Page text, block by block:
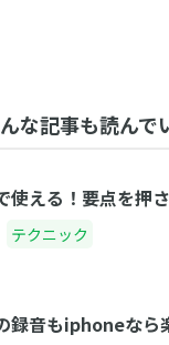
な記事も読んで
使える！要点を押
テクニック
録音もiphoneなら